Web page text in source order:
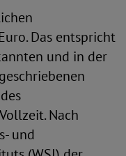
Das entspricht
und in der
Nach
und